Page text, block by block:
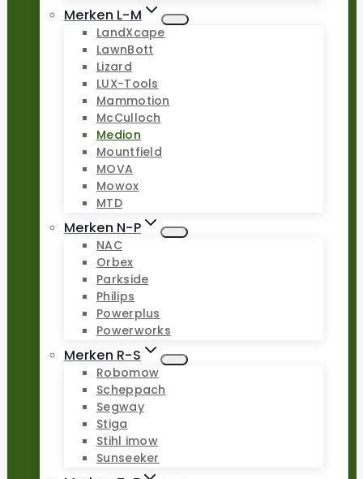
Merken L-M
LandXcape
LawnBott
Lizard
LUX-Tools
Mammotion
McCulloch
Medion
Mountfield
MOVA
Mowox
MTD
Merken N-P
NAC
Orbex
Parkside
Philips
Powerplus
Powerworks
Merken R-S
Robomow
Scheppach
Segway
Stiga
Stihl imow
Sunseeker